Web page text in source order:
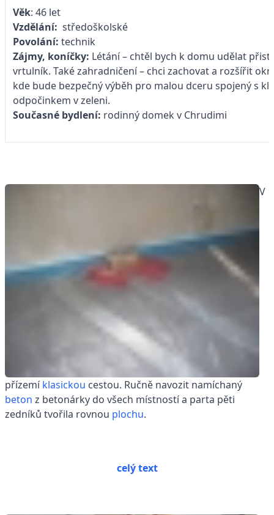
Věk: 46 let
Vzdělání: středoškolské
Povolání: technik
Zájmy, koníčky: Létání – chtěl bych k domu udělat
vrtulník. Také zahradničení – chci zachovat a rozšířit
kde bude bezpečný výběh pro malou dceru spojený s
odpočinkem v zeleni.
Současné bydlení: rodinný domek v Chrudimi
V
přízemíklasickou cestou. Ručně navozit namíchaný
beton z betonárky do všech místností a parta pěti
zedníků tvořila rovnou plochu.
celý text